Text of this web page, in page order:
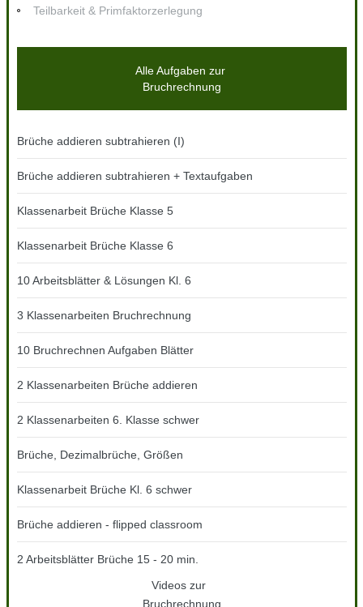
Teilbarkeit & Primfaktorzerlegung
Alle Aufgaben zur
Bruchrechnung
Brüche addieren subtrahieren (I)
Brüche addieren subtrahieren + Textaufgaben
Klassenarbeit Brüche Klasse 5
Klassenarbeit Brüche Klasse 6
10 Arbeitsblätter & Lösungen Kl. 6
3 Klassenarbeiten Bruchrechnung
10 Bruchrechnen Aufgaben Blätter
2 Klassenarbeiten Brüche addieren
2 Klassenarbeiten 6. Klasse schwer
Brüche, Dezimalbrüche, Größen
Klassenarbeit Brüche Kl. 6 schwer
Brüche addieren - flipped classroom
2 Arbeitsblätter Brüche 15 - 20 min.
Videos zur
Bruchrechnung